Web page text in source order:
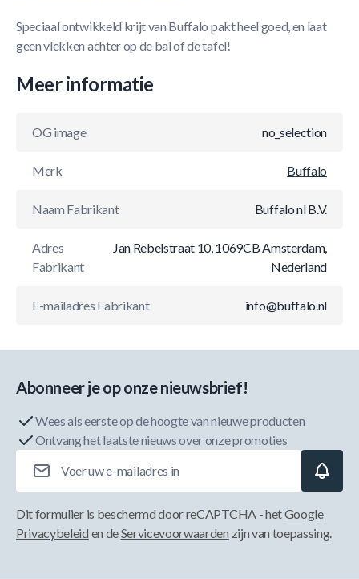
Speciaal ontwikkeld krijt van Buffalo pakt heel goed, en laat
geen vlekken achter op de bal of de tafel!
Meer informatie
OG image no_selection
Merk Buffalo
Naam Fabrikant Buffalo.nl B.V.
Adres
Fabrikant
Jan Rebelstraat 10, 1069CB Amsterdam,
Nederland
E-mailadres Fabrikant info@buffalo.nl
Abonneer je op onze nieuwsbrief!
Wees als eerste op de hoogte van nieuwe producten
Ontvang het laatste nieuws over onze promoties
Dit formulier is beschermd door reCAPTCHA - hetGoogle
Privacybeleid en deServicevoorwaarden zijn van toepassing.